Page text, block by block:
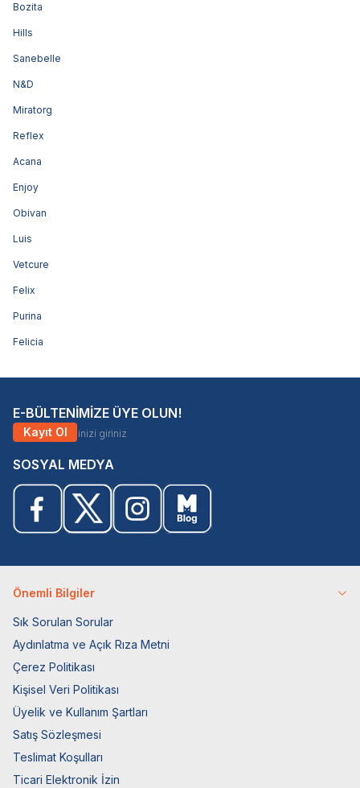
Bozita
Hills
Sanebelle
N&D
Miratorg
Reflex
Acana
Enjoy
Obivan
Luis
Vetcure
Felix
Purina
Felicia
E-BÜLTENİMİZE ÜYE OLUN!
Kayıt Ol
SOSYAL MEDYA
Önemli Bilgiler
Sık Sorulan Sorular
Aydınlatma ve Açık Rıza Metni
Çerez Politikası
Kişisel Veri Politikası
Üyelik ve Kullanım Şartları
Satış Sözleşmesi
Teslimat Koşulları
Ticari Elektronik İzin